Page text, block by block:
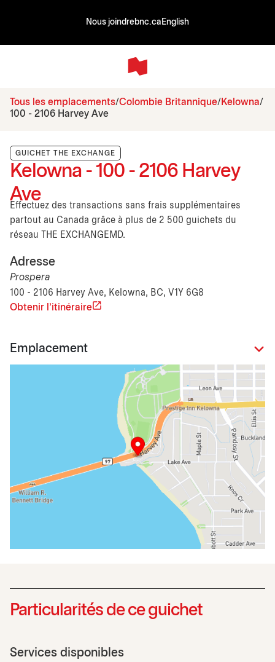
Nous joindrebnc.ca English
Tous les emplacements Colombie Britannique Kelowna
100 - 2106 Harvey Ave
GUICHET THE EXCHANGE
Kelowna - 100 - 2106 Harvey
Ave
Effectuez des transactions sans frais supplémentaires
partout au Canada grâce à plus de 2 500 guichets du
réseau THE EXCHANGEMD.
Adresse
Prospera
100 - 2106 Harvey Ave, Kelowna, BC, V1Y 6G8
Obtenir l'itinéraire
Emplacement
Particularités de ce guichet
Services disponibles